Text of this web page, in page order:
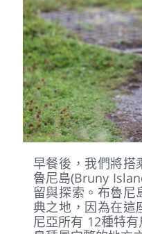
早餐後，我們將搭
魯尼島(Bruny
留與探索。布魯尼
典之地，因為在這
尼亞所有 12種特